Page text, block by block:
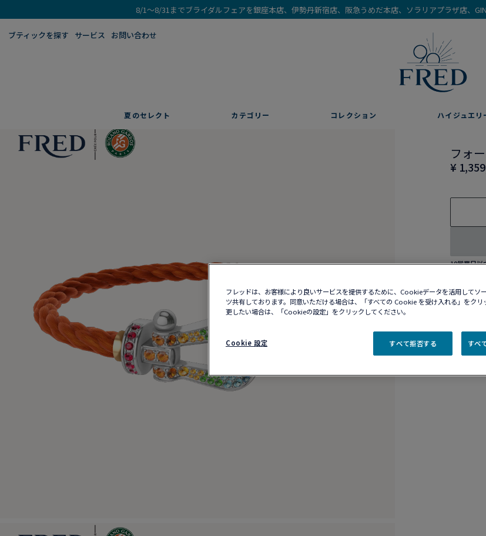
8/1～8/31までブライダルフェアを銀座本店、伊勢丹新宿店、阪急うめだ本店、ソラリアプラザ店、
ブティックを探す​ サービス お問い合わせ
夏のセレクト カテゴリー コレクション ハイジュエリ
フォ
¥
10営業日以
18K ホ
フレッドは、お客様により良いサービスを提供するために、Cookieデータを活用してソ
ツ共有しております。同意いただける場合は、「すべての Cookie を受け入れる」をクリ
更したい場合は、「Cookieの設定」をクリックしてください。
Cookie 設定 すべて拒否する すべ